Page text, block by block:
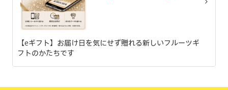
【eギフト】お届け日を気にせず贈れる新しいフルーツギ
フトのかたちです